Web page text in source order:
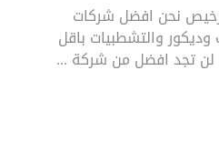
|0545574752| صبارغ رخيص نحن افضل شركات
والتشطبيات باقل
لن تجد افضل من شركة ...